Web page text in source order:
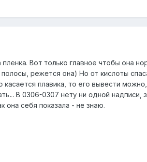
Вот только главное чтобы она
режется она) Но от кислоты
касается плавика, то его вывести
В 0306-0307 нету ни одной
она себя показала - не знаю.